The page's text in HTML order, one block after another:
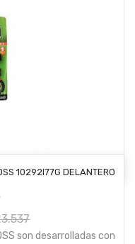
10292I77G DELANTERO
son desarrolladas con